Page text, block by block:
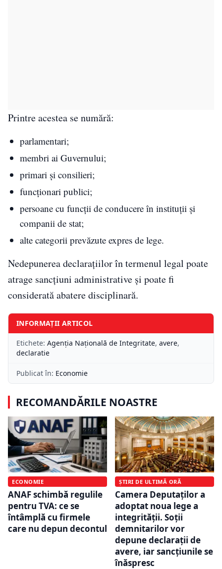
Printre acestea se numără:
parlamentari;
membri ai Guvernului;
primari și consilieri;
funcționari publici;
persoane cu funcții de conducere în instituții și
companii de stat;
alte categorii prevăzute expres de lege.
Nedepunerea declarațiilor în termenul legal poate
atrage sancțiuni administrative și poate fi
considerată abatere disciplinară.
INFORMAȚII ARTICOL
Etichete: Agenția Națională de Integritate, avere,
declaratie
Publicat în: Economie
RECOMANDĂRILE NOASTRE
ECONOMIE
ANAF schimbă regulile
pentru TVA: ce se
întâmplă cu firmele
care nu depun decontul
ȘTIRI DE ULTIMĂ ORĂ
Camera Deputaților a
adoptat noua lege a
integrității. Soții
demnitarilor vor
depune declarații de
avere, iar sancțiunile se
înăspresc